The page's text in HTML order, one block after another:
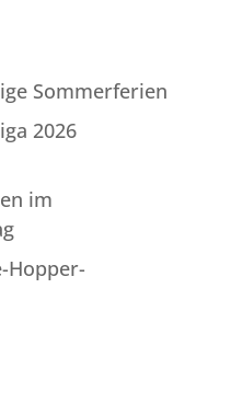
Sommerferien
2026
im
Hopper-